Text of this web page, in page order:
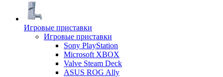
Игровые приставки
Игровые приставки
Sony PlayStation
Microsoft XBOX
Valve Steam Deck
ASUS ROG Ally